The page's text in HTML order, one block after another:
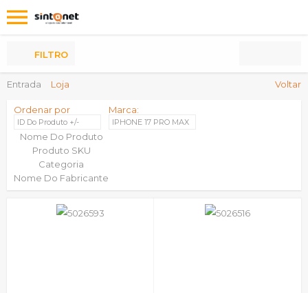
Entrada Loja Voltar
FILTRO
Ordenar por
ID Do Produto +/-
Nome Do Produto
Produto SKU
Categoria
Nome Do Fabricante
Marca:
IPHONE 17 PRO MAX